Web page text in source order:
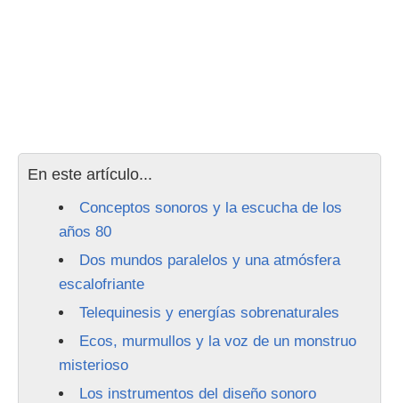
En este artículo...
Conceptos sonoros y la escucha de los
años 80
Dos mundos paralelos y una atmósfera
escalofriante
Telequinesis y energías sobrenaturales
Ecos, murmullos y la voz de un monstruo
misterioso
Los instrumentos del diseño sonoro